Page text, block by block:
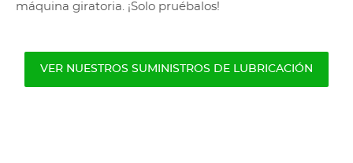
máquina giratoria. ¡Solo pruébalos!
VER NUESTROS SUMINISTROS DE LUBRICACIÓN